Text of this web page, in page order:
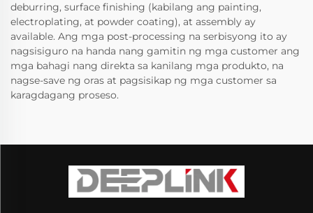
deburring, surface finishing (kabilang ang painting,
electroplating, at powder coating), at assembly ay
available. Ang mga post-processing na serbisyong ito ay
nagsisiguro na handa nang gamitin ng mga customer ang
mga bahagi nang direkta sa kanilang mga produkto, na
nagse-save ng oras at pagsisikap ng mga customer sa
karagdagang proseso.